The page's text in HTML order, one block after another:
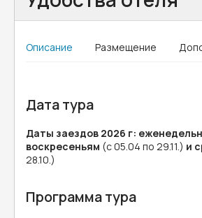
Описание Размещение
Дата тура
Даты заездов 2026 г:
воскресеньям (с 05.04 по 29.11.) и
28.10.)
Программа тура